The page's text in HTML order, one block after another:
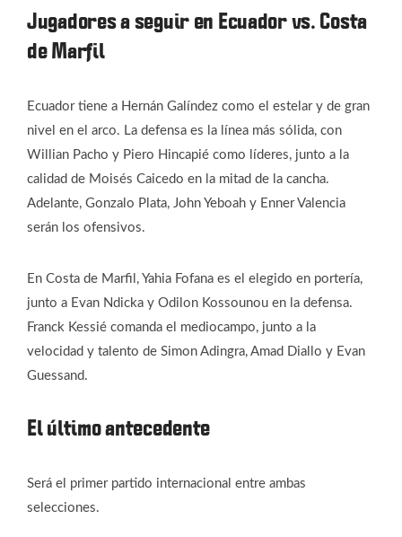
Jugadores a seguir en Ecuador vs. Costa
de Marfil
Ecuador tiene a Hernán Galíndez como el estelar y de gran
nivel en el arco. La defensa es la línea más sólida, con
Willian Pacho y Piero Hincapié como líderes, junto a la
calidad de Moisés Caicedo en la mitad de la cancha.
Adelante, Gonzalo Plata, John Yeboah y Enner Valencia
serán los ofensivos.
En Costa de Marfil, Yahia Fofana es el elegido en portería,
junto a Evan Ndicka y Odilon Kossounou en la defensa.
Franck Kessié comanda el mediocampo, junto a la
velocidad y talento de Simon Adingra, Amad Diallo y Evan
Guessand.
El último antecedente
Será el primer partido internacional entre ambas
selecciones.